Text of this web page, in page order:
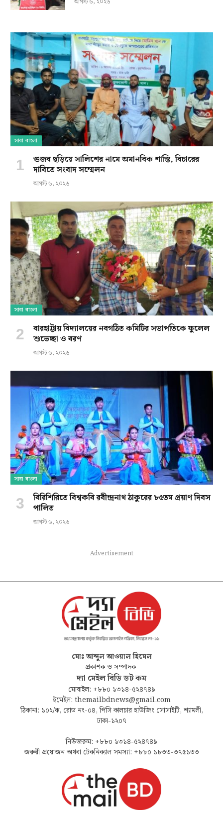
সারা বাংলা
গুজব ছড়িয়ে সালিশের নামে অমানবিক শাস্তি, বিচারের
দাবিতে সংবাদ সম্মেলন
আগস্ট ৬, ২০২৬
সারা বাংলা
বারহাট্টায় বিদ্যালয়ের নবগঠিত কমিটির সভাপতিকে ফুলেল
শুভেচ্ছা ও বরণ
আগস্ট ৬, ২০২৬
সারা বাংলা
বিরিশিরিতে বিশ্বকবি রবীন্দ্রনাথ ঠাকুরের ৮৫তম প্রয়াণ দিবস
পালিত
আগস্ট ৬, ২০২৬
Advertisement
মোঃ আব্দুল আওয়াল হিমেল
প্রকাশক ও সম্পাদক
দ্যা মেইল বিডি ডট কম
মোবাইল: +৮৮০ ১৩১৪-৫২৪৭৪৯
ইমেইল: themailbdnews@gmail.com
ঠিকানা: ১০২/ক, রোড নং-০৪, পিসি কালচার হাউজিং সোসাইটি, শ্যামলী,
ঢাকা-১২০৭
নিউজরুম: +৮৮০ ১৩১৪-৫২৪৭৪৯
জরুরী প্রয়োজন অথবা টেকনিক্যাল সমস্যা: +৮৮০ ১৮৩৩-৩৭৫১৩৩